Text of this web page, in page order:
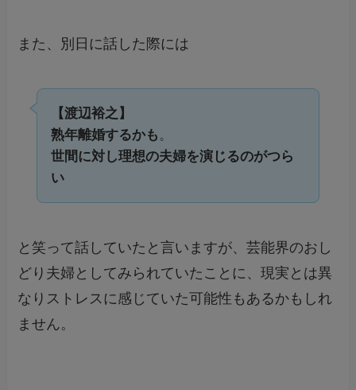
また、別日に話した際には
【渡辺裕之】
熟年離婚するかも。
世間に対し理想の夫婦を演じるのがつら
い
と笑って話していたと言いますが、芸能界のおし
どり夫婦としてみられていたことに、現実とは異
なりストレスに感じていた可能性もあるかもしれ
ません。